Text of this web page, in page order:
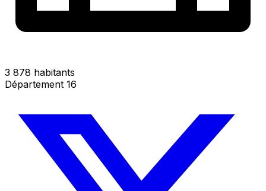
3 878 habitants
Département 16